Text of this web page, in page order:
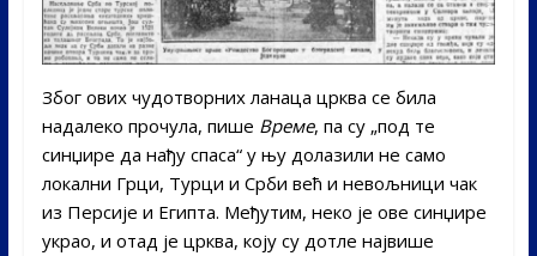
Због ових чудотворних ланаца црква се била
надалеко прочула, пише Време, па су „под те
синџире да нађу спаса“ у њу долазили не само
локални Грци, Турци и Срби већ и невољници чак
из Персије и Египта. Међутим, неко је ове синџире
украо, и отад је црква, коју су дотле највише